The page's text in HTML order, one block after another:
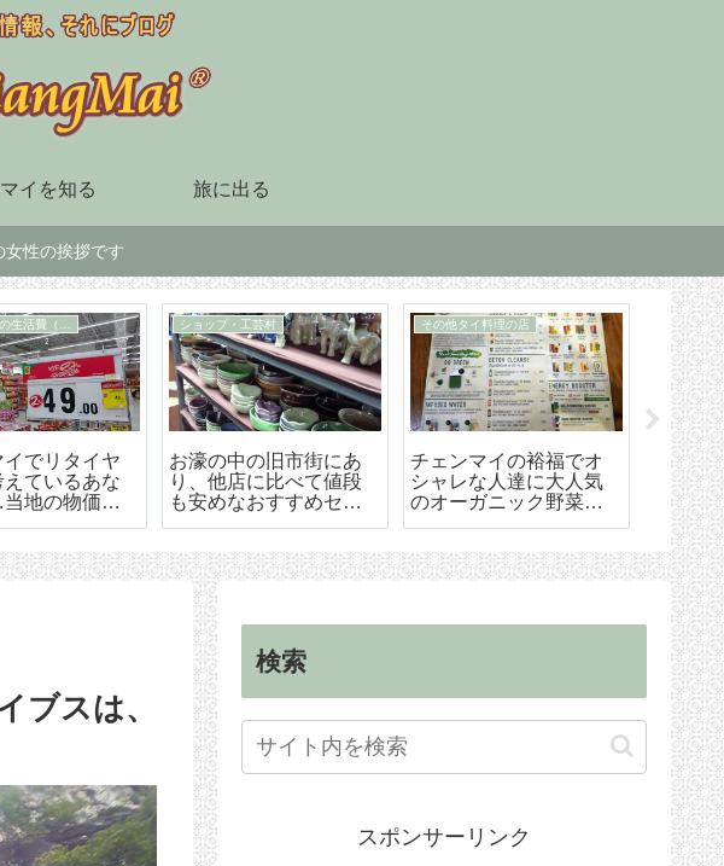
イを知る 旅に出る
女性の挨拶です
スーパー、デパート、ショッピングセンター
最大の高級
ングセンタ
ラルフェス
90日レポート
「90日レポート」を提
出する
タイ暮らしのビザ
チェンマイ（タイ）長
期滞在生活のためのリ
タイヤメント（NON-
【
マイ空
ド 降
ら市内
手続き
ブスは、
検索
スポンサーリンク